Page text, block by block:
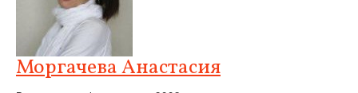
Моргачева Анастасия